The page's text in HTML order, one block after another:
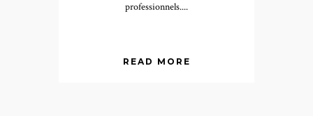
professionnels....
READ MORE